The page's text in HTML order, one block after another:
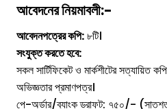
আবেদনের নিয়মাবলী:-
আবেদনপত্রের কপি:৮টি।
সংযুক্ত করতে হবে:
সকল সার্টিফিকেট ও মার্কশীটের সত্যায়িত
অভিজ্ঞতার প্রমাণপত্র।
পে-অর্ডার/ব্যাংক ড্রাফট: ৭৫০/- (সাতশত